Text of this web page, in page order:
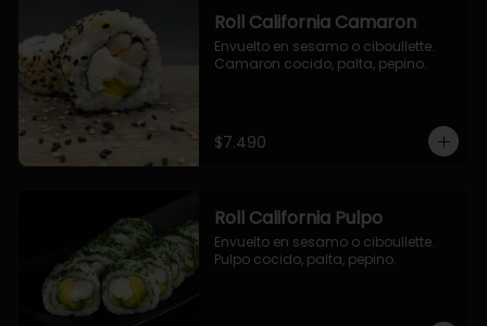
Roll California Camaron
Envuelto en sesamo o ciboullette.
Camaron cocido, palta, pepino.
$7.490
Roll California Pulpo
Envuelto en sesamo o ciboullette.
Pulpo cocido, palta, pepino.